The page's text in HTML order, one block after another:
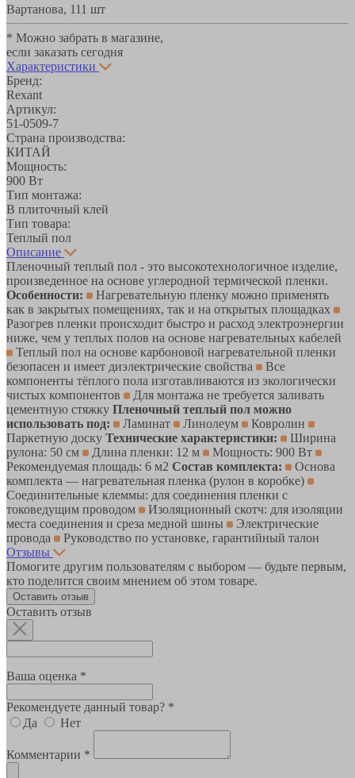
Вартанова, 111 шт
* Можно забрать в магазине,
если заказать сегодня
Характеристики
Бренд:
Rexant
Артикул:
51-0509-7
Страна производства:
КИТАЙ
Мощность:
900 Вт
Тип монтажа:
В плиточный клей
Тип товара:
Теплый пол
Описание
Пленочный теплый пол - это высокотехнологичное изделие,
произведенное на основе углеродной термической пленки.
Особенности:
Нагревательную пленку можно применять
как в закрытых помещениях, так и на открытых площадках
Разогрев пленки происходит быстро и расход электроэнергии
ниже, чем у теплых полов на основе нагревательных кабелей
Теплый пол на основе карбоновой нагревательной пленки
безопасен и имеет диэлектрические свойства
Все
компоненты тёплого пола изготавливаются из экологически
чистых компонентов
Для монтажа не требуется заливать
цементную стяжку Пленочный теплый пол можно
использовать под:
Ламинат Линолеум
Ковролин
Паркетную доску Технические характеристики:
Ширина
рулона: 50 см
Длина пленки: 12 м
Мощность: 900 Вт
Рекомендуемая площадь: 6 м2 Состав комплекта:
Основа
комплекта — нагревательная пленка (рулон в коробке)
Соединительные клеммы: для соединения пленки с
токоведущим проводом
Изоляционный скотч: для изоляции
места соединения и среза медной шины
Электрические
провода
Руководство по установке, гарантийный талон
Отзывы
Помогите другим пользователям с выбором — будьте первым,
кто поделится своим мнением об этом товаре.
Оставить отзыв
Оставить отзыв
Ваша оценка *
Рекомендуете данный товар? *
Да
Нет
Комментарии *